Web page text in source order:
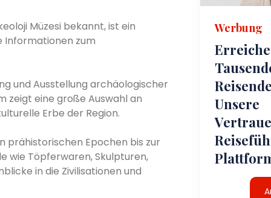
Müzesi bekannt, ist ein
Informationen zum
und Ausstellung archäologischer
zeigt eine große Auswahl an
Erbe der Region.
prähistorischen Epochen bis zur
wie Töpferwaren, Skulpturen,
in die Zivilisationen und
Werbung
Unsere